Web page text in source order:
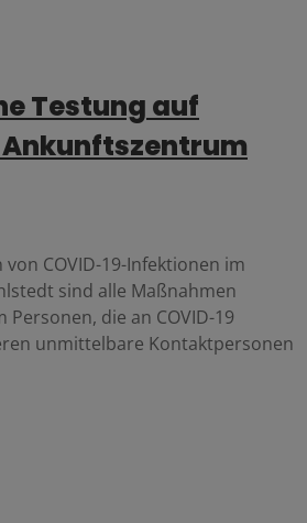
Testung auf
Ankunftszentrum
COVID-19-Infektionen im
sind alle Maßnahmen
die an COVID-19
unmittelbare Kontaktpersonen